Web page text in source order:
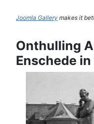
Joomla Gallery makes it
Onthulling
Enschede